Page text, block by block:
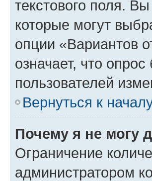
текстового поля.
которые могут
опции «Вариантов
означает, что
пользователей
Вернуться к
Почему я не могу
Ограничение
администратором